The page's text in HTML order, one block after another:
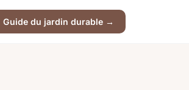
Guide du jardin durable →